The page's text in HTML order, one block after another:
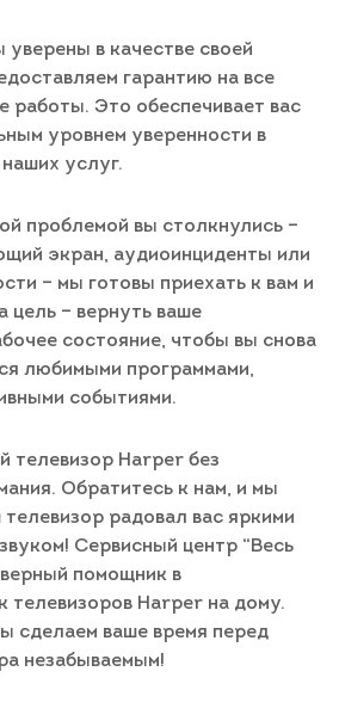
уверены в качестве своей
гарантию на все
работы. Это обеспечивает вас
уровнем уверенности в
услуг.
проблемой вы столкнулись –
экран, аудиоинциденты или
– мы готовы приехать к вам и
цель – вернуть ваше
состояние, чтобы вы снова
любимыми программами,
событиями.
телевизор Harper без
Обратитесь к нам, и мы
радовал вас яркими
Сервисный центр “Весь
помощник в
телевизоров Harper на дому.
сделаем ваше время перед
незабываемым!